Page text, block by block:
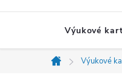
Výukové
Domů
Výukové